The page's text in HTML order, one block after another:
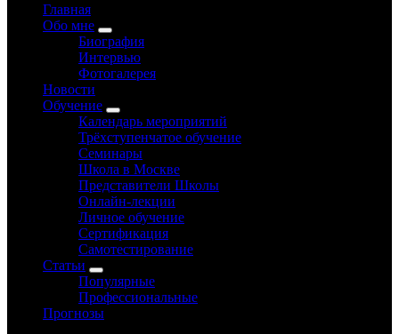
Главная
Обо мне
Биография
Интервью
Фотогалерея
Новости
Обучение
Календарь мероприятий
Трёхступенчатое обучение
Семинары
Школа в Москве
Представители Школы
Онлайн-лекции
Личное обучение
Сертификация
Самотестирование
Статьи
Популярные
Профессиональные
Прогнозы